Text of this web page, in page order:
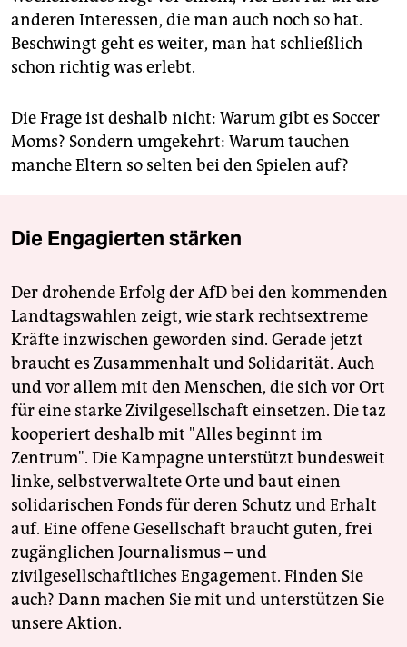
anderen Interessen, die man auch noch so hat.
Beschwingt geht es weiter, man hat schließlich
schon richtig was erlebt.
Die Frage ist deshalb nicht: Warum gibt es Soccer
Moms? Sondern umgekehrt: Warum tauchen
manche Eltern so selten bei den Spielen auf?
Die Engagierten stärken
Der drohende Erfolg der AfD bei den kommenden
Landtagswahlen zeigt, wie stark rechtsextreme
Kräfte inzwischen geworden sind. Gerade jetzt
braucht es Zusammenhalt und Solidarität. Auch
und vor allem mit den Menschen, die sich vor Ort
für eine starke Zivilgesellschaft einsetzen. Die taz
kooperiert deshalb mit "Alles beginnt im
Zentrum". Die Kampagne unterstützt bundesweit
linke, selbstverwaltete Orte und baut einen
solidarischen Fonds für deren Schutz und Erhalt
auf. Eine offene Gesellschaft braucht guten, frei
zugänglichen Journalismus – und
zivilgesellschaftliches Engagement. Finden Sie
auch? Dann machen Sie mit und unterstützen Sie
unsere Aktion.